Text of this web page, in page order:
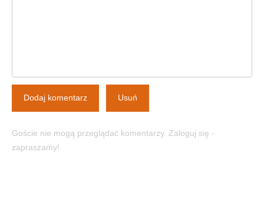
Dodaj komentarz Usuń
Goście nie mogą przeglądać komentarzy. Zaloguj się -
zapraszamy!